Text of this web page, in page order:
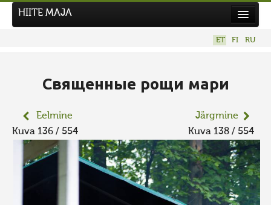
Tegutse
Kuvavõistlused
HIITE MAJA
ET FI RU
Священные рощи мари
Eelmine
Kuva 136 / 554
Järgmine
Kuva 138 / 554